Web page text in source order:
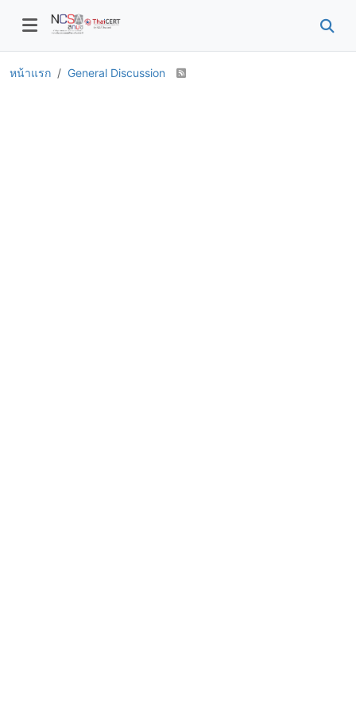
หน้าแรก General Discussion